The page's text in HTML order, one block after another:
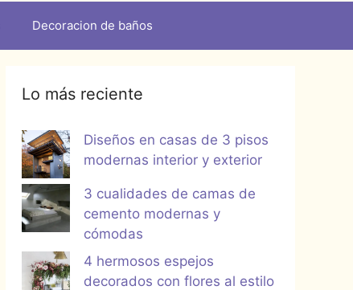
Decoracion de baños
Lo más reciente
Diseños en casas de 3 pisos
modernas interior y exterior
3 cualidades de camas de
cemento modernas y
cómodas
4 hermosos espejos
decorados con flores al estilo